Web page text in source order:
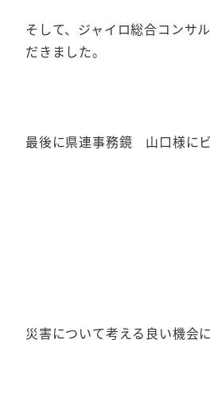
そして、ジャイロ総合コンサ
だきました。
最後に県連事務鏡 山口様に
災害について考える良い機会